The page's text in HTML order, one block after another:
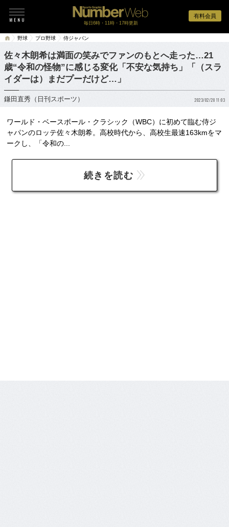
有料会員
毎日6時・11時・17時更新
野球 プロ野球 侍ジャパン
佐々木朗希は満面の笑みでファンのもとへ走った…21
歳“令和の怪物”に感じる変化「不安な気持ち」「（スラ
イダーは）まだプーだけど…」
鎌田直秀（日刊スポーツ） 2023/02/28 11:03
ワールド・ベースボール・クラシック（WBC）に初めて臨む侍ジ
ャパンのロッテ佐々木朗希。高校時代から、高校生最速163kmをマ
ークし、「令和の...
続きを読む